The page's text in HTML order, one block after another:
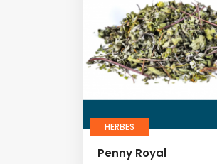
HERBES
Penny Royal